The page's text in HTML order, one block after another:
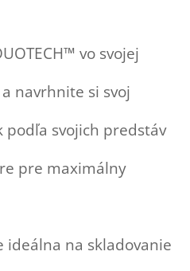
vo svojej
navrhnite si svoj
podľa svojich predstáv
pre maximálny
ideálna na skladovanie